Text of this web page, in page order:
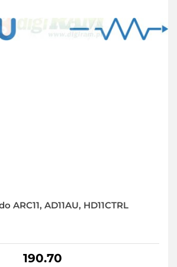
ARC11, AD11AU, HD11CTRL
190.70